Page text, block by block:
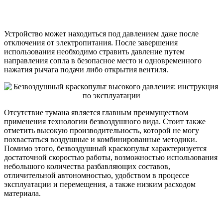
Устройство может находиться под давлением даже после
отключения от электропитания. После завершения
использования необходимо стравить давление путем
направления сопла в безопасное место и одновременного
нажатия рычага подачи либо открытия вентиля.
Отсутствие тумана является главным преимуществом
применения технологии безвоздушного вида. Стоит также
отметить высокую производительность, которой не могу
похвастаться воздушные и комбинированные методики.
Помимо этого, безвоздушный краскопульт характеризуется
достаточной скоростью работы, возможностью использования
небольшого количества разбавляющих составов,
отличительной автономностью, удобством в процессе
эксплуатации и перемещения, а также низким расходом
материала.